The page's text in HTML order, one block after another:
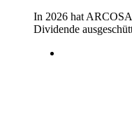
In 2026 hat
Dividende